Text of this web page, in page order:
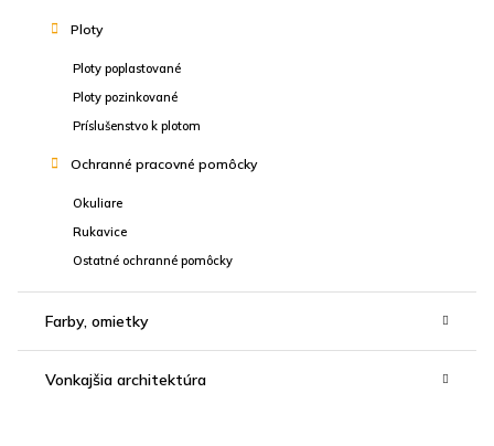
Ploty
Ploty poplastované
Ploty pozinkované
Príslušenstvo k plotom
Ochranné pracovné pomôcky
Okuliare
Rukavice
Ostatné ochranné pomôcky
Farby, omietky
Vonkajšia architektúra